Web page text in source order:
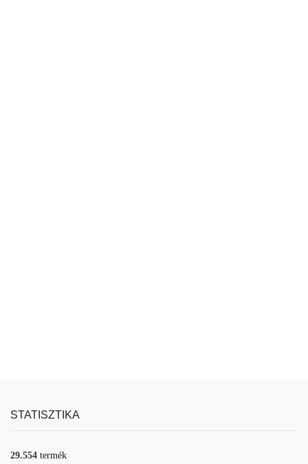
STATISZTIKA
29.554 termék